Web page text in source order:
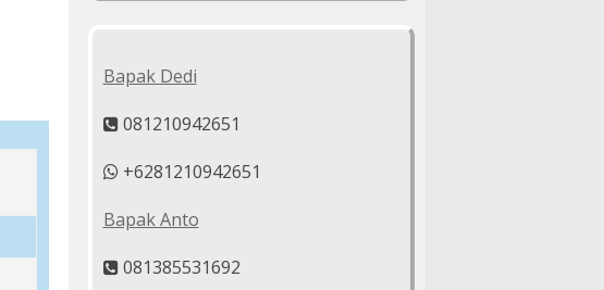
Bapak Dedi
081210942651
+6281210942651
Bapak Anto
081385531692